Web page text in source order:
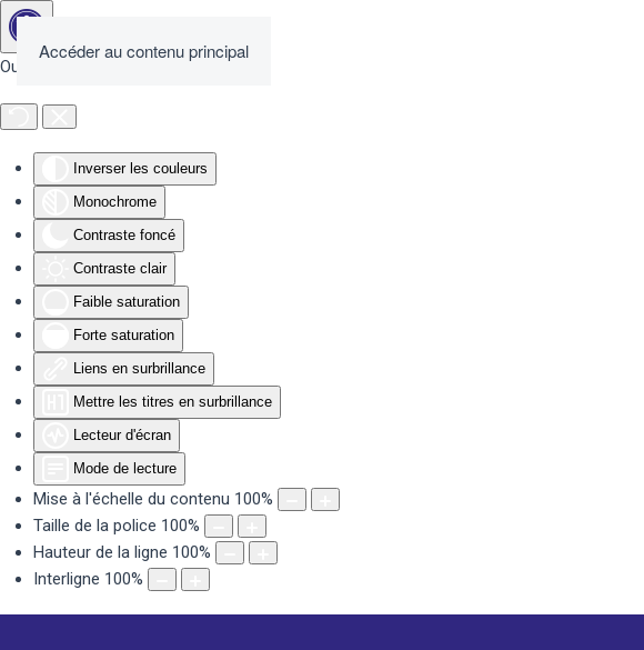
Outils d'accessibilité
Inverser les couleurs
Monochrome
Contraste foncé
Contraste clair
Faible saturation
Forte saturation
Liens en surbrillance
Mettre les titres en surbrillance
Lecteur d'écran
Mode de lecture
Mise à l'échelle du contenu 100%
Taille de la police 100%
Hauteur de la ligne 100%
Interligne 100%
Accéder au contenu principal